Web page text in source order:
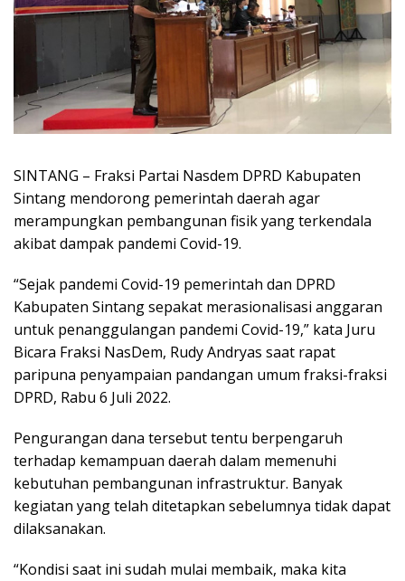
SINTANG – Fraksi Partai Nasdem DPRD Kabupaten
Sintang mendorong pemerintah daerah agar
merampungkan pembangunan fisik yang terkendala
akibat dampak pandemi Covid-19.
“Sejak pandemi Covid-19 pemerintah dan DPRD
Kabupaten Sintang sepakat merasionalisasi anggaran
untuk penanggulangan pandemi Covid-19,” kata Juru
Bicara Fraksi NasDem, Rudy Andryas saat rapat
paripuna penyampaian pandangan umum fraksi-fraksi
DPRD, Rabu 6 Juli 2022.
Pengurangan dana tersebut tentu berpengaruh
terhadap kemampuan daerah dalam memenuhi
kebutuhan pembangunan infrastruktur. Banyak
kegiatan yang telah ditetapkan sebelumnya tidak dapat
dilaksanakan.
“Kondisi saat ini sudah mulai membaik, maka kita